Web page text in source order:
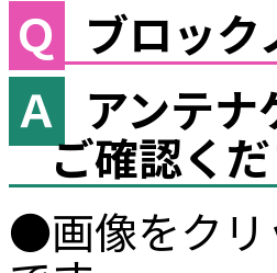
ブロッ
アンテ
ご確認く
●画像をクリ